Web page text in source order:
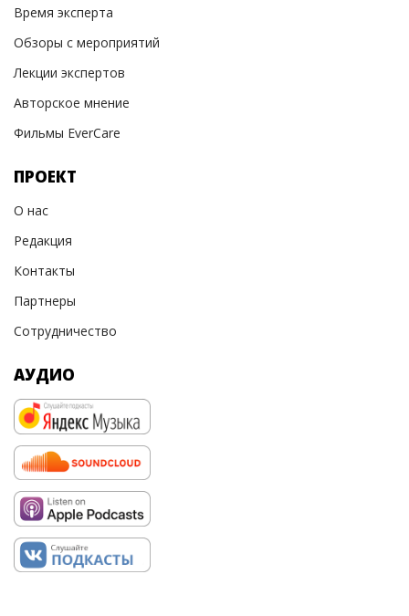
Время эксперта
Обзоры с мероприятий
Лекции экспертов
Авторское мнение
Фильмы EverCare
ПРОЕКТ
О нас
Редакция
Контакты
Партнеры
Сотрудничество
АУДИО